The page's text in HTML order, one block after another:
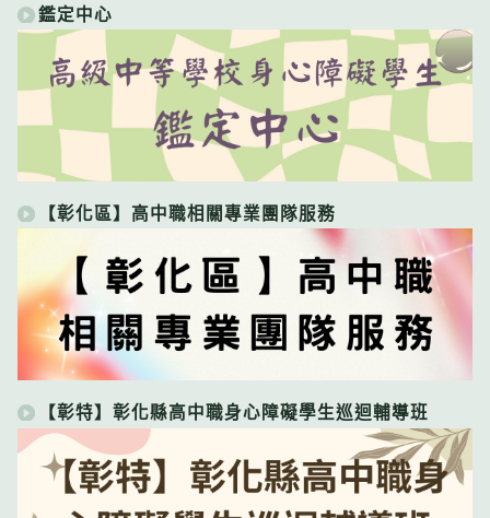
鑑定中心
【彰化區】高中職相關專業團隊服務
【彰特】彰化縣高中職身心障礙學生巡迴輔導班